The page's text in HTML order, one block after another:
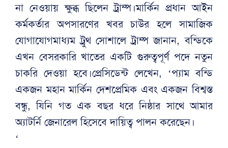
না নেওয়ায় ক্ষুব্ধ ছিলেন ট্রাম্প।মার্কিন প্রধান আইন
কর্মকর্তার অপসারণের খবর চাউর হলে সামাজিক
যোগাযোগমাধ্যম ট্রুথ সোশালে ট্রাম্প জানান, বন্ডিকে
এখন বেসরকারি খাতের একটি গুরুত্বপূর্ণ পদে নতুন
চাকরি দেওয়া হবে।প্রেসিডেন্ট লেখেন, ‘প্যাম বন্ডি
একজন মহান মার্কিন দেশপ্রেমিক এবং একজন বিশ্বস্ত
বন্ধু, যিনি গত এক বছর ধরে নিষ্ঠার সাথে আমার
অ্যাটর্নি জেনারেল হিসেবে দায়িত্ব পালন করেছেন।
‘